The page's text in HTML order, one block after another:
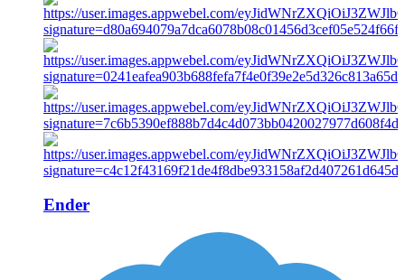
Ender